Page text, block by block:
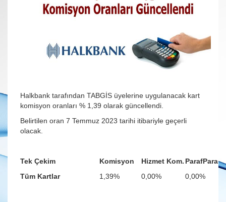
Halkbank tarafından TABGİS üyelerine uygulanacak kart
komisyon oranları % 1,39 olarak güncellendi.
Belirtilen oran 7 Temmuz 2023 tarihi itibariyle geçerli
olacak.
Tek Çekim Komisyon Hizmet Kom. ParafPara
Tüm Kartlar
1,39% 0,00% 0,00%